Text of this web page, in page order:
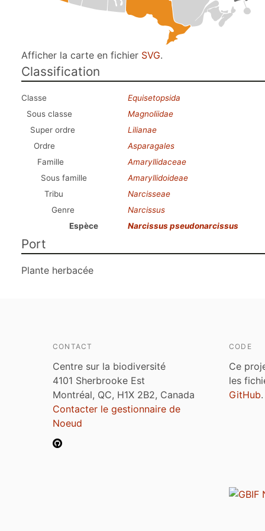
Afficher la carte en fichier SVG.
Classification
Classe
Equisetopsida
Sous classe
Magnoliidae
Super ordre
Lilianae
Ordre
Asparagales
Famille
Amaryllidaceae
Sous famille
Amaryllidoideae
Tribu
Narcisseae
Genre
Narcissus
Espèce
Narcissus pseudonarcissus
Port
Plante herbacée
CONTACT
Centre sur la biodiversité
4101 Sherbrooke Est
Montréal, QC, H1X 2B2, Canada
Contacter le gestionnaire de
Noeud
CODE
Ce
les
GitHub.